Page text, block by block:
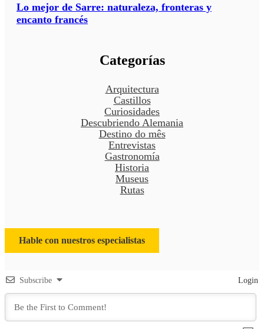
Lo mejor de Sarre: naturaleza, fronteras y
encanto francés
Categorías
Arquitectura
Castillos
Curiosidades
Descubriendo Alemania
Destino do mês
Entrevistas
Gastronomía
Historia
Museus
Rutas
Hable con nuestros especialistas
Subscribe Login